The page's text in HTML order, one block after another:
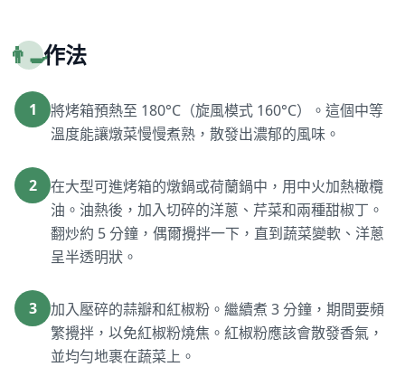
👨‍🍳作法
1
將烤箱預熱至 180°C（旋風模式 160°C）。這個中等
溫度能讓燉菜慢慢煮熟，散發出濃郁的風味。
2
在大型可進烤箱的燉鍋或荷蘭鍋中，用中火加熱橄欖
油。油熱後，加入切碎的洋蔥、芹菜和兩種甜椒丁。
翻炒約 5 分鐘，偶爾攪拌一下，直到蔬菜變軟、洋蔥
呈半透明狀。
3
加入壓碎的蒜瓣和紅椒粉。繼續煮 3 分鐘，期間要頻
繁攪拌，以免紅椒粉燒焦。紅椒粉應該會散發香氣，
並均勻地裹在蔬菜上。